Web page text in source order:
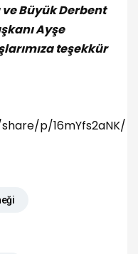
Büyük Derbent
Ayşe
teşekkür
p/16mYfs2aNK/